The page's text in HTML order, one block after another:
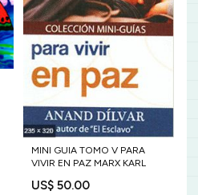
MINI GUIA TOMO V PARA
VIVIR EN PAZ MARX KARL
US$ 50.00